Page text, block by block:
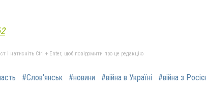
і натисніть Ctrl + Enter, щоб повідомити про це редакцію
#Слов'янськ #новини #війна в Україні
#війна з